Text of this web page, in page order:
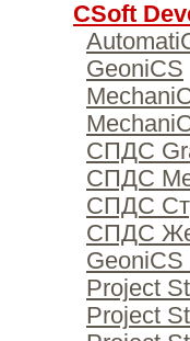
CSoft
GeoniCS
СПДС
СПДС
СПДС
СПДС
Project
Project